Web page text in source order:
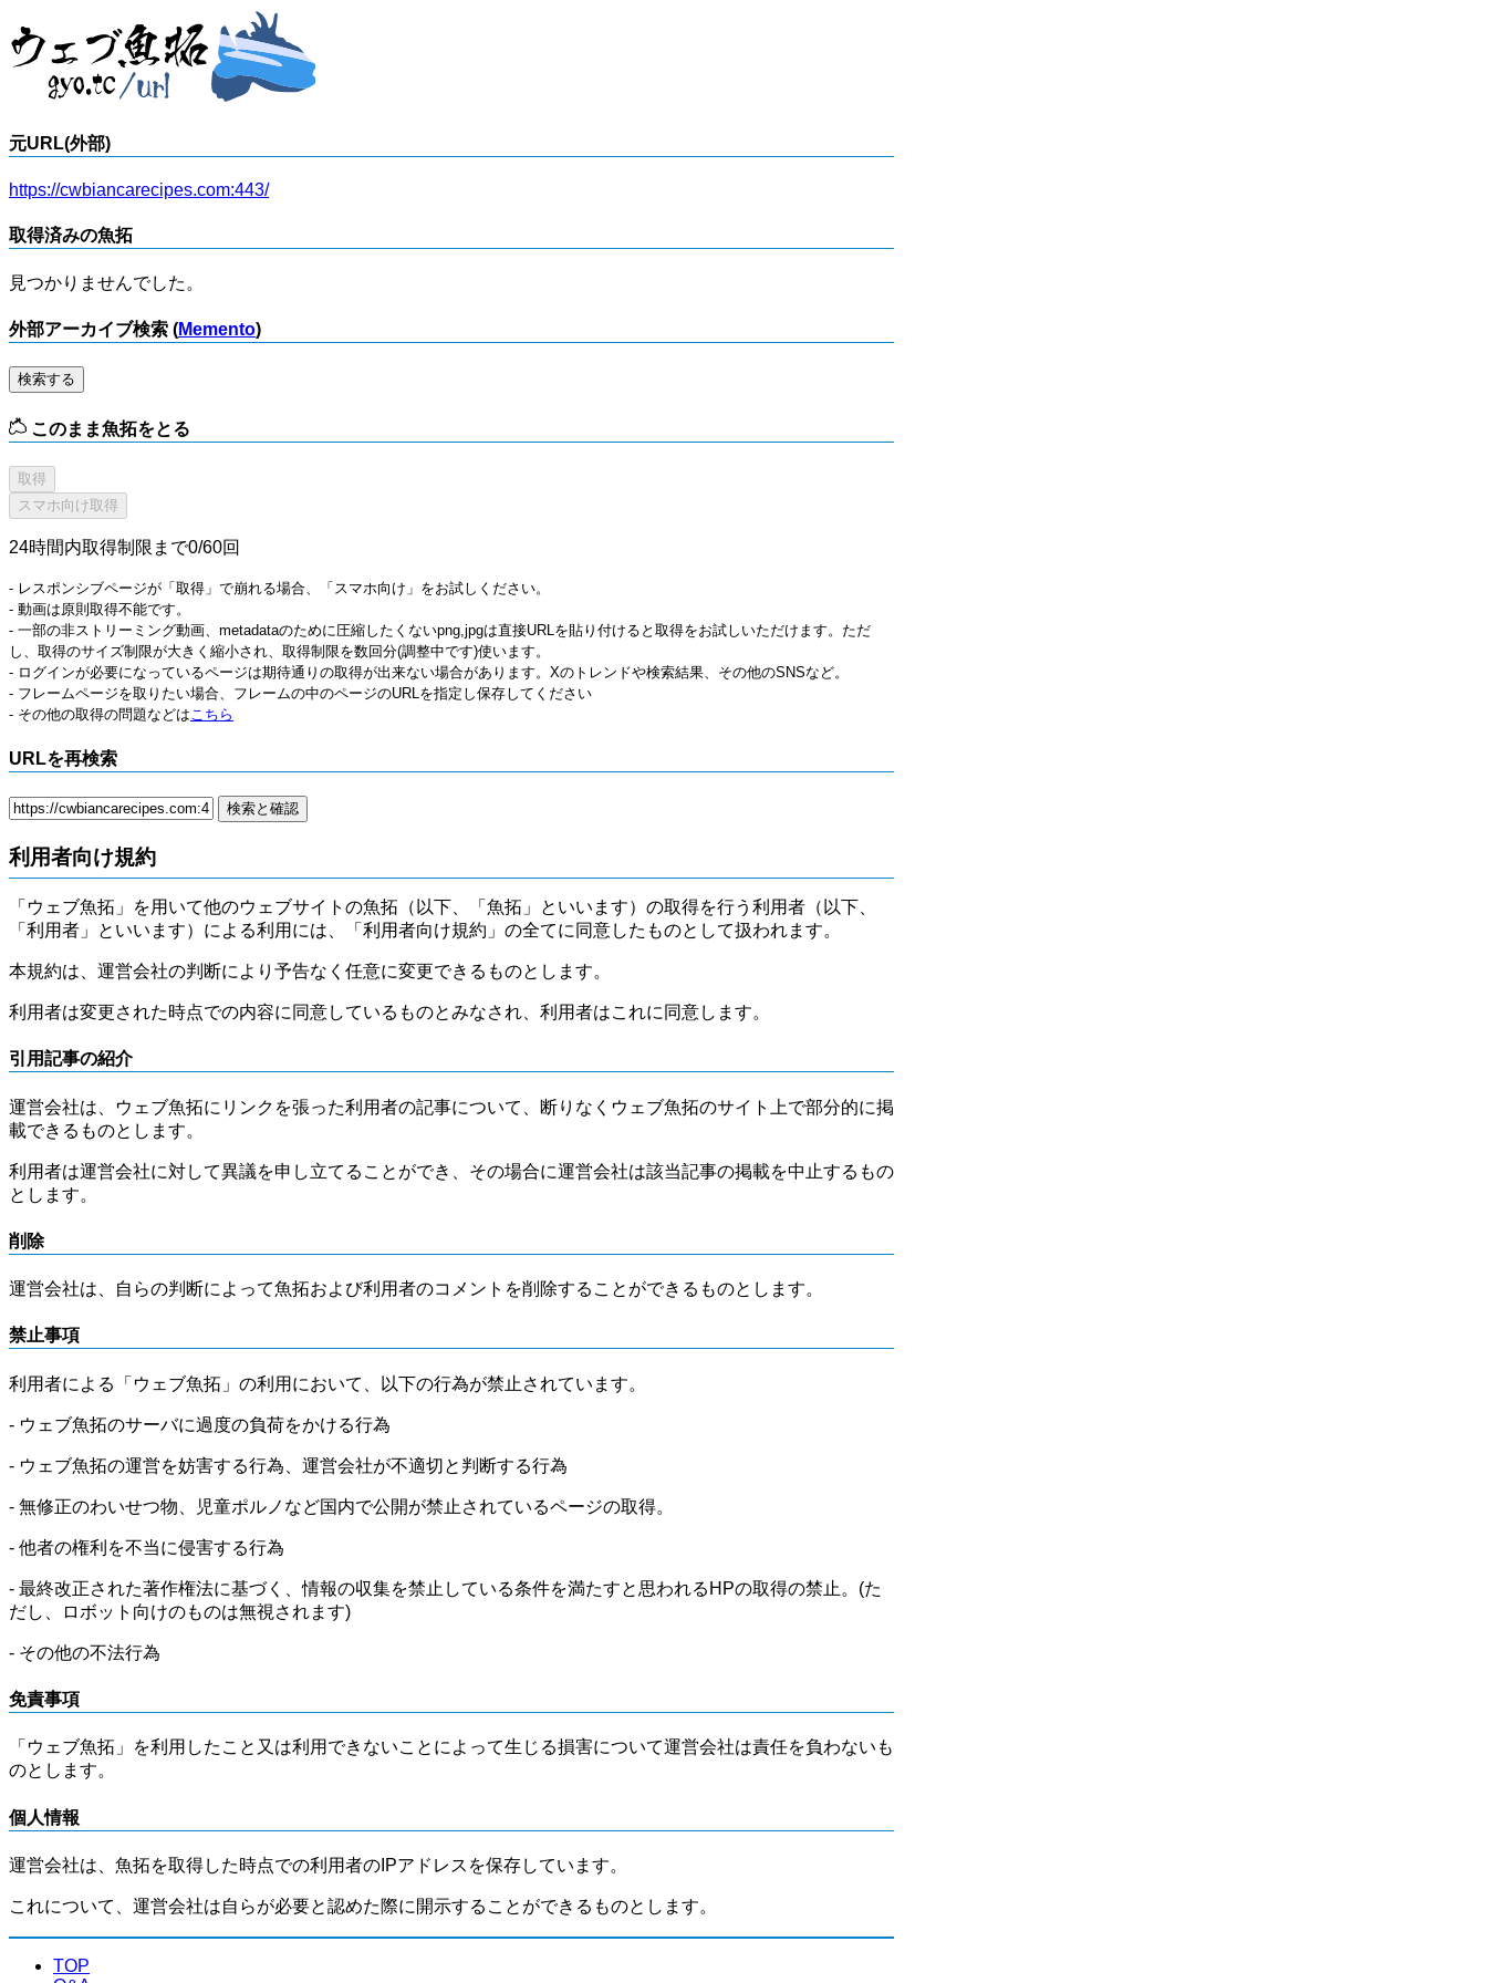
元URL(外部)
https://cwbiancarecipes.com:443/
取得済みの魚拓
見つかりませんでした。
外部アーカイブ検索 (Memento)
検索する
このまま魚拓をとる
24時間内取得制限まで0/60回
- レスポンシブページが「取得」で崩れる場合、「スマホ向け」をお試しください。
- 動画は原則取得不能です。
- 一部の非ストリーミング動画、metadataのために圧縮したくないpng,jpgは直接URLを貼り付けると取得をお試しいただけます。ただ
し、取得のサイズ制限が大きく縮小され、取得制限を数回分(調整中です)使います。
- ログインが必要になっているページは期待通りの取得が出来ない場合があります。Xのトレンドや検索結果、その他のSNSなど。
- フレームページを取りたい場合、フレームの中のページのURLを指定し保存してください
- その他の取得の問題などは こちら
URLを再検索
利用者向け規約
「ウェブ魚拓」を用いて他のウェブサイトの魚拓（以下、「魚拓」といいます）の取得を行う利用者（以下、
「利用者」といいます）による利用には、「利用者向け規約」の全てに同意したものとして扱われます。
本規約は、運営会社の判断により予告なく任意に変更できるものとします。
利用者は変更された時点での内容に同意しているものとみなされ、利用者はこれに同意します。
引用記事の紹介
運営会社は、ウェブ魚拓にリンクを張った利用者の記事について、断りなくウェブ魚拓のサイト上で部分的に掲
載できるものとします。
利用者は運営会社に対して異議を申し立てることができ、その場合に運営会社は該当記事の掲載を中止するもの
とします。
削除
運営会社は、自らの判断によって魚拓および利用者のコメントを削除することができるものとします。
禁止事項
利用者による「ウェブ魚拓」の利用において、以下の行為が禁止されています。
- ウェブ魚拓のサーバに過度の負荷をかける行為
- ウェブ魚拓の運営を妨害する行為、運営会社が不適切と判断する行為
- 無修正のわいせつ物、児童ポルノなど国内で公開が禁止されているページの取得。
- 他者の権利を不当に侵害する行為
- 最終改正された著作権法に基づく、情報の収集を禁止している条件を満たすと思われるHPの取得の禁止。(た
だし、ロボット向けのものは無視されます)
- その他の不法行為
免責事項
「ウェブ魚拓」を利用したこと又は利用できないことによって生じる損害について運営会社は責任を負わないも
のとします。
個人情報
運営会社は、魚拓を取得した時点での利用者のIPアドレスを保存しています。
これについて、運営会社は自らが必要と認めた際に開示することができるものとします。
TOP